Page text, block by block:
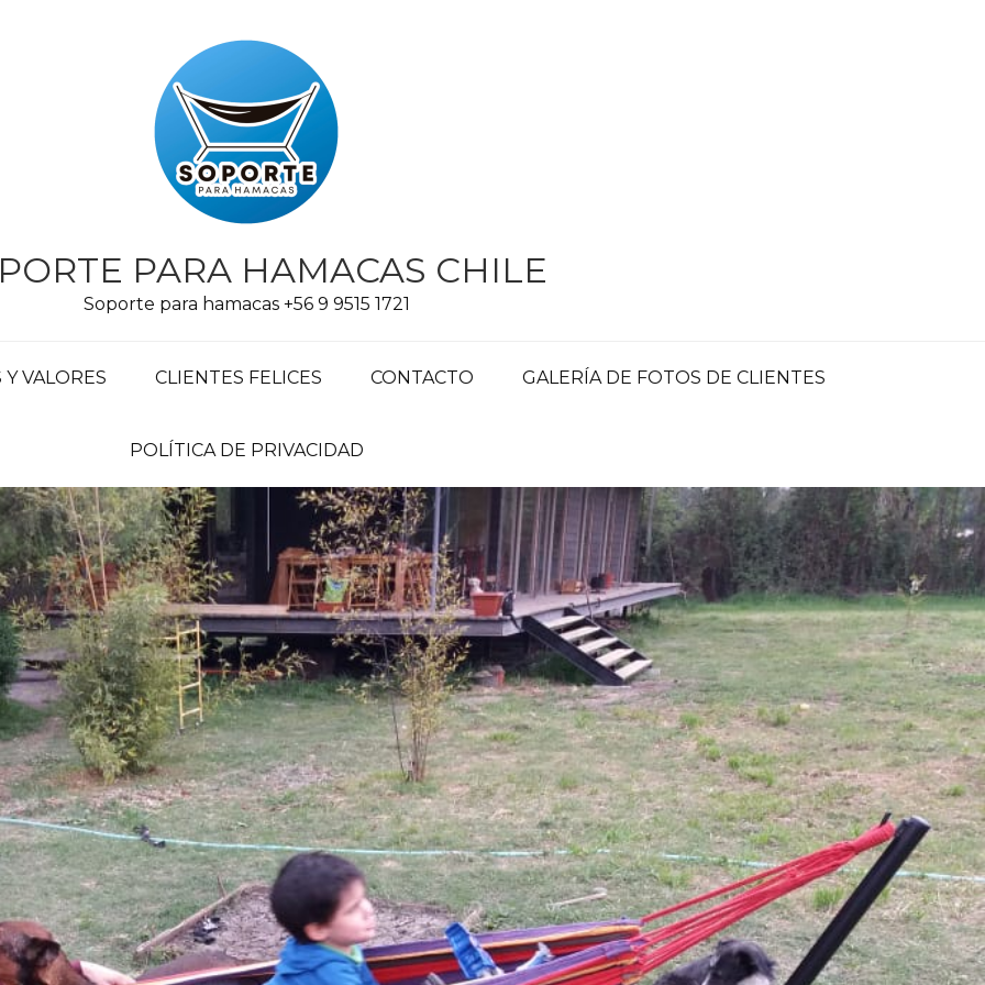
PARA HAMACAS CHILE
Soporte para hamacas +56 9 9515 1721
VALORES CLIENTES FELICES CONTACTO GALERÍA DE FOTOS DE CLIENTES
POLÍTICA DE PRIVACIDAD